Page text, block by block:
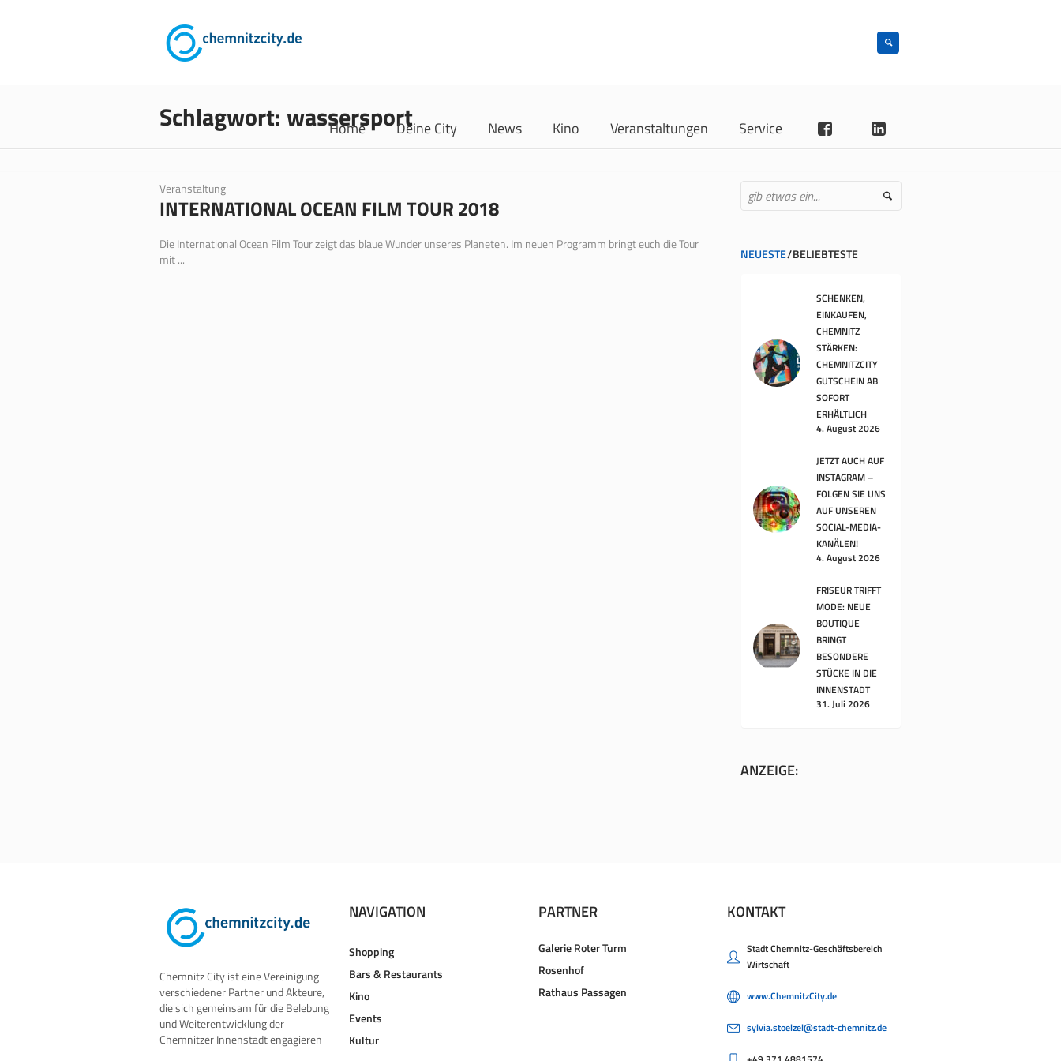
Home Deine City News Kino Veranstaltungen Service
Schlagwort:wassersport
Veranstaltung
INTERNATIONAL OCEAN FILM TOUR 2018
Die International Ocean Film Tour zeigt das blaue Wunder unseres Planeten. Im neuen Programm bringt euch die Tour
mit ...
NEUESTE BELIEBTESTE
SCHENKEN,
EINKAUFEN,
CHEMNITZ
STÄRKEN:
CHEMNITZCITY
GUTSCHEIN AB
SOFORT
ERHÄLTLICH
4. August 2026
JETZT AUCH AUF
INSTAGRAM –
FOLGEN SIE UNS
AUF UNSEREN
SOCIAL-MEDIA-
KANÄLEN!
4. August 2026
FRISEUR TRIFFT
MODE: NEUE
BOUTIQUE
BRINGT
BESONDERE
STÜCKE IN DIE
INNENSTADT
31. Juli 2026
ANZEIGE:
Chemnitz City ist eine Vereinigung
verschiedener Partner und Akteure,
die sich gemeinsam für die Belebung
und Weiterentwicklung der
Chemnitzer Innenstadt engagieren
NAVIGATION
Shopping
Bars & Restaurants
Kino
Events
Kultur
PARTNER
Galerie Roter Turm
Rosenhof
Rathaus Passagen
KONTAKT
Stadt Chemnitz-Geschäftsbereich
Wirtschaft
www.ChemnitzCity.de
sylvia.stoelzel@stadt-chemnitz.de